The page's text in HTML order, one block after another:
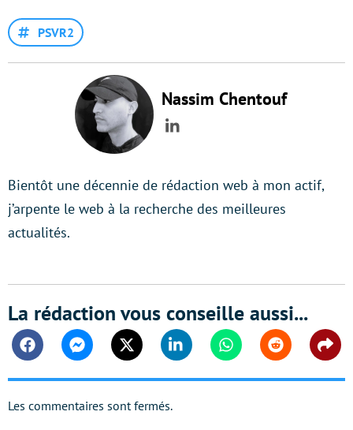
PSVR2
Nassim Chentouf
LinkedIn
Bientôt une décennie de rédaction web à mon actif,
j’arpente le web à la recherche des meilleures
actualités.
La rédaction vous conseille aussi...
FacebookMessengerTwitter Linkedin WhatsappReddit
Les commentaires sont fermés.